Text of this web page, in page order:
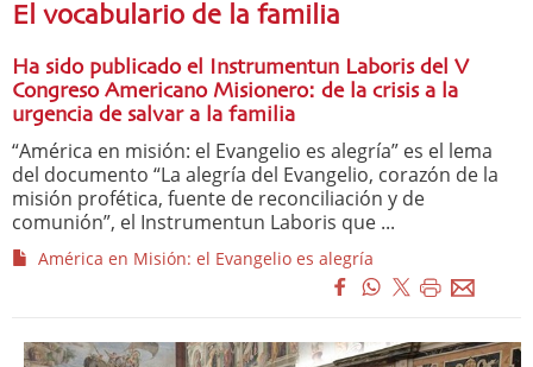
El vocabulario de la familia
Ha sido publicado el Instrumentun Laboris del V
Congreso Americano Misionero: de la crisis a la
urgencia de salvar a la familia
“América en misión: el Evangelio es alegría” es el lema
del documento “La alegría del Evangelio, corazón de la
misión profética, fuente de reconciliación y de
comunión”, el Instrumentun Laboris que ...
América en Misión: el Evangelio es alegría